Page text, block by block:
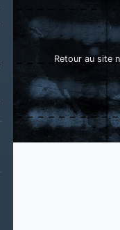
Retour au site